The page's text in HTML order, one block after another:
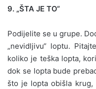
9. „ŠTA JE TO“
Podijelite se u grupe.
„nevidljivu“ loptu.
koliko je teška lopta,
dok se lopta bude
što je lopta obišla krug,